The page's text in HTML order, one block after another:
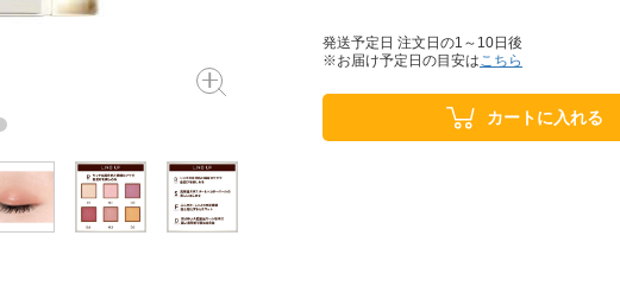
発送予定日 注文日の1～10日後
※お届け予定日の目安はこちら
カートに入れる